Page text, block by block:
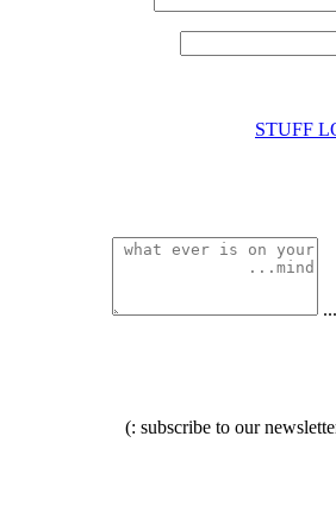
subscribe to our